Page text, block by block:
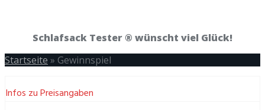
Schlafsack Tester ® wünscht viel Glück!
Startseite » Gewinnspiel
Infos zu Preisangaben